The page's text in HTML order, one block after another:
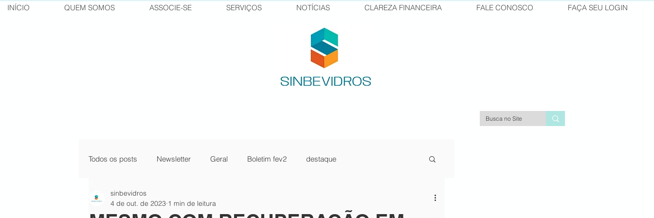
INÍCIO QUEM SOMOS ASSOCIE-SE SERVIÇOS NOTÍCIAS CLAREZA FINANCEIRA FALE CONOSCO FAÇA SEU LOGIN
Todos os posts Newsletter Geral Boletim fev2 destaque
pílulas do conhecimento
sinbevidros
4 de out. de 2023 1 min de leitura